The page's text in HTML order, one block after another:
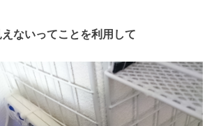
ないってことを利用して